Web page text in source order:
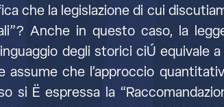
che la legislazione di cui
Anche in questo caso, la
degli storici ciÚ equivale
che l’approccio
si Ë espressa la